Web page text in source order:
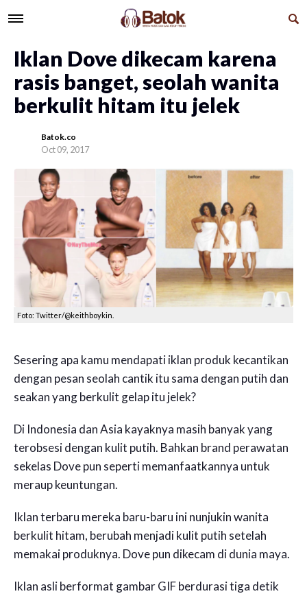
Iklan Dove dikecam karena
rasis banget, seolah wanita
berkulit hitam itu jelek
Batok.co
Oct 09, 2017
Foto: Twitter/@keithboykin.
Sesering apa kamu mendapati iklan produk kecantikan
dengan pesan seolah cantik itu sama dengan putih dan
seakan yang berkulit gelap itu jelek?
Di Indonesia dan Asia kayaknya masih banyak yang
terobsesi dengan kulit putih. Bahkan brand perawatan
sekelas Dove pun seperti memanfaatkannya untuk
meraup keuntungan.
Iklan terbaru mereka baru-baru ini nunjukin wanita
berkulit hitam, berubah menjadi kulit putih setelah
memakai produknya. Dove pun dikecam di dunia maya.
Iklan asli berformat gambar GIF berdurasi tiga detik